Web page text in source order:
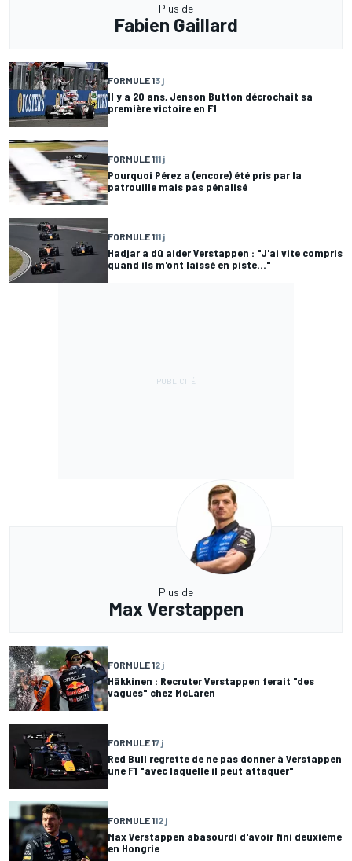
Plus de
Fabien Gaillard
FORMULE 13 j
Il y a 20 ans, Jenson Button décrochait sa
première victoire en F1
FORMULE 111 j
Pourquoi Pérez a (encore) été pris par la
patrouille mais pas pénalisé
FORMULE 111 j
Hadjar a dû aider Verstappen : "J'ai vite compris
quand ils m'ont laissé en piste..."
Plus de
Max Verstappen
FORMULE 12 j
Häkkinen : Recruter Verstappen ferait "des
vagues" chez McLaren
FORMULE 17 j
Red Bull regrette de ne pas donner à Verstappen
une F1 "avec laquelle il peut attaquer"
FORMULE 112 j
Max Verstappen abasourdi d'avoir fini deuxième
en Hongrie